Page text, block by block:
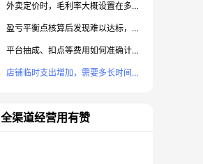
外卖定价时，毛利率大概设置在多少比较合适？
盈亏平衡点核算后发现难以达标，怎么优化经营结构？
平台抽成、扣点等费用如何准确计入定价公式？
店铺临时支出增加，需要多长时间调整一次定价策略？
全渠道经营用有赞